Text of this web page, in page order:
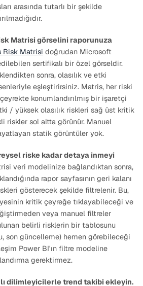
arasında tutarlı bir şekilde
Matrisi görselini raporunuza
Risk Matrisi doğrudan Microsoft
sertifikalı bir özel görseldir.
sonra, olasılık ve etki
eşleştirirsiniz. Matris, her riski
konumlandırılmış bir işaretçi
/ yüksek olasılık riskleri sağ üst kritik
riskler sol altta görünür. Manuel
statik görüntüler yok.
riske kadar detaya inmeyi
veri modelinize bağlandıktan sonra,
rapor sayfasının geri kalanı
gösterecek şekilde filtrelenir. Bu,
kritik çeyreğe tıklayabileceği ve
veya manuel filtreler
belirli risklerin bir tablosunu
son güncelleme) hemen görebileceği
Power BI'ın filtre modeline
gerektirmez.
dilimleyicilerle trend takibi ekleyin.